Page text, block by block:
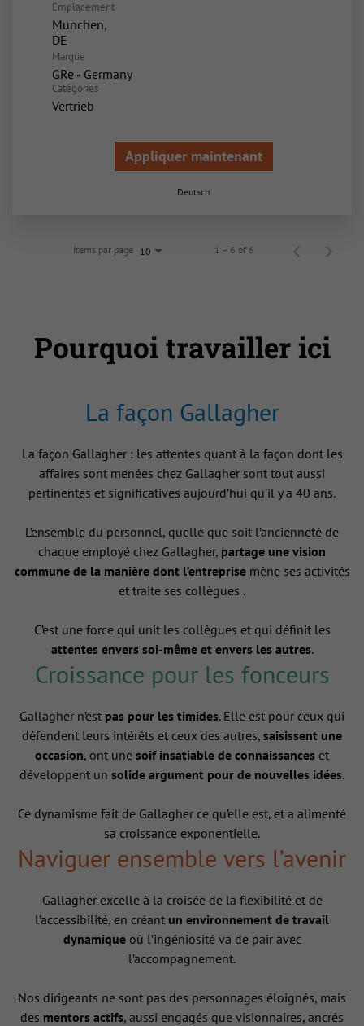
Emplacement
Munchen,
Marque
GRe - Germany
Catégories
Vertrieb
Appliquer maintenant
Deutsch
Items par page 10 1 – 6 of 6
Pourquoi travailler ici
La façon Gallagher
La façon Gallagher : les attentes quant à la façon dont les
affaires sont menées chez Gallagher sont tout aussi
pertinentes et significatives aujourd’hui qu’il y a 40 ans.
L’ensemble du personnel, quelle que soit l’ancienneté de
chaque employé chez Gallagher, partage une vision
commune de la manière dont l’entreprisemène ses activités
et traite ses collègues .
C’est une force qui unit les collègues et qui définit les
attentes envers soi-même et envers les autres.
Croissance pour les fonceurs
Gallagher n’est pas pour les timides. Elle est pour ceux qui
défendent leurs intérêts et ceux des autres, saisissent une
occasion, ont une soif insatiable de connaissances et
développent un solide argument pour de nouvelles idées.
Ce dynamisme fait de Gallagher ce qu’elle est, et a alimenté
sa croissance exponentielle.
Naviguer ensemble vers l’avenir
Gallagher excelle à la croisée de la flexibilité et de
l’accessibilité, en créant un environnement de travail
dynamique où l’ingéniosité va de pair avec
l’accompagnement.
Nos dirigeants ne sont pas des personnages éloignés, mais
des mentors actifs, aussi engagés que visionnaires, ancrés